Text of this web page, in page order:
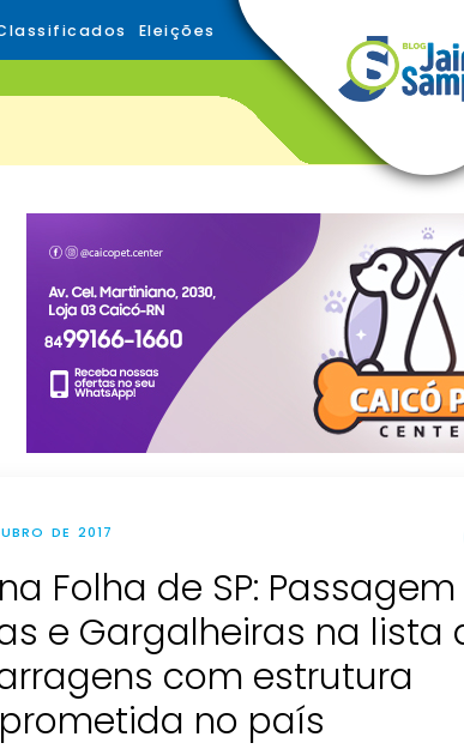
Eleições
DE 2017
Folha de SP:
e Gargalheiras na lista
com estrutura
no país